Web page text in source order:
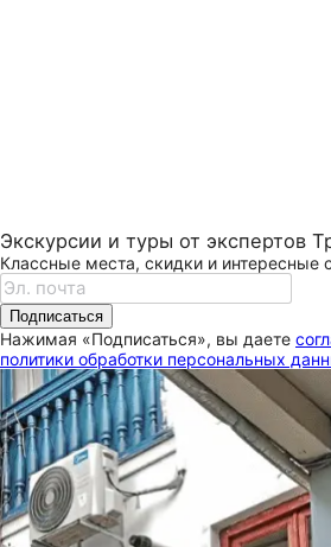
Экскурсии и туры от экспертов
Классные места, скидки и интересные
Подписаться
Нажимая «Подписаться», вы даете
политики обработки персональных